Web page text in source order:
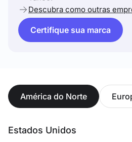
Descubra como outras
Certifique sua marca
América do Norte
Estados Unidos